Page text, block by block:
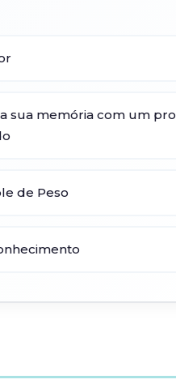
sua memória com um
de Peso